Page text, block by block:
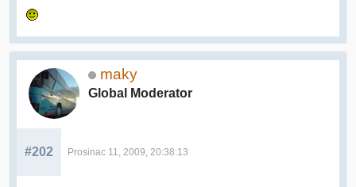
maky
Global Moderator
#202 Prosinac 11, 2009, 20:38:13